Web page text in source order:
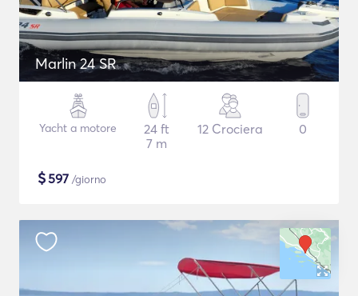
Marlin 24 SR
Yacht a motore
24 ft
7 m
12 Crociera 0
$597 /giorno